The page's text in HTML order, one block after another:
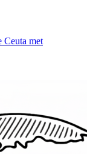
Ceuta met